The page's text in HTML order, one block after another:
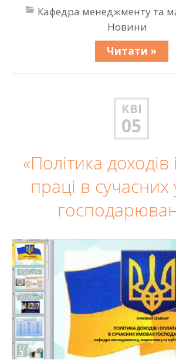
Кафедра менеджменту та
Новини
Читати »
КВІ
05
«Політика доходів
праці в